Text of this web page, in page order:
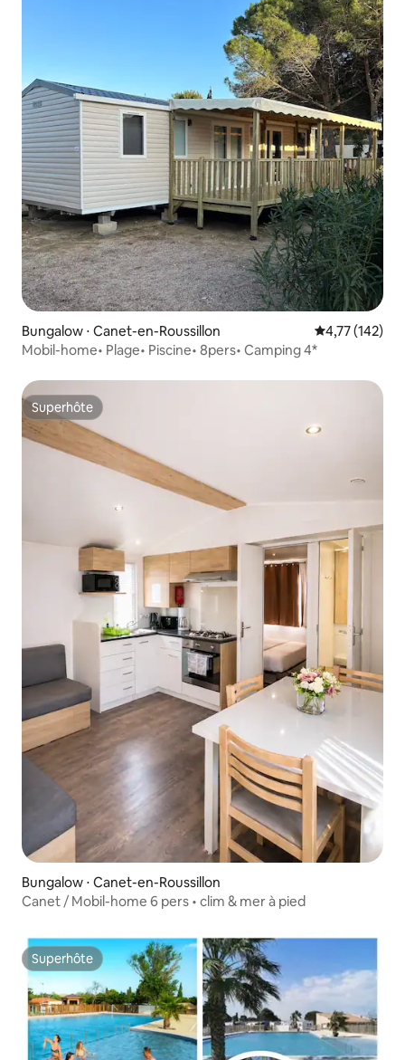
Bungalow ⋅ Canet-en-Roussillon Évaluation
4,77 (142)
Mobil-home• Plage• Piscine• 8pers• Camping 4*
Superhôte
Superhôte
Bungalow ⋅ Canet-en-Roussillon
Canet / Mobil-home 6 pers • clim & mer à pied
Superhôte
Superhôte